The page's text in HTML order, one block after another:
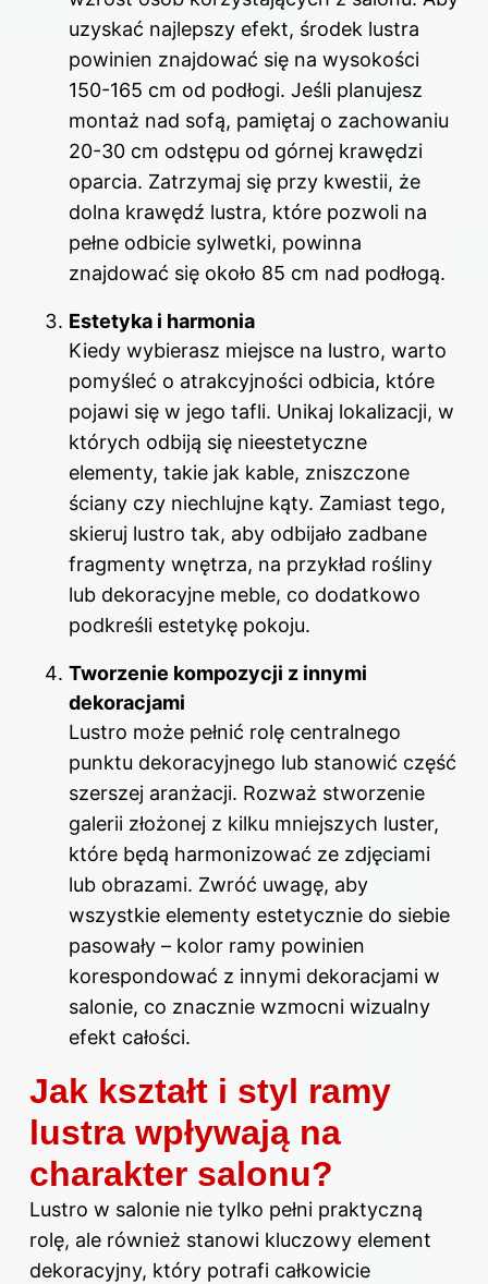
uzyskać najlepszy efekt, środek lustra
powinien znajdować się na wysokości
150-165 cm od podłogi. Jeśli planujesz
montaż nad sofą, pamiętaj o zachowaniu
20-30 cm odstępu od górnej krawędzi
oparcia. Zatrzymaj się przy kwestii, że
dolna krawędź lustra, które pozwoli na
pełne odbicie sylwetki, powinna
znajdować się około 85 cm nad podłogą.
Estetyka i harmonia
Kiedy wybierasz miejsce na lustro, warto
pomyśleć o atrakcyjności odbicia, które
pojawi się w jego tafli. Unikaj lokalizacji, w
których odbiją się nieestetyczne
elementy, takie jak kable, zniszczone
ściany czy niechlujne kąty. Zamiast tego,
skieruj lustro tak, aby odbijało zadbane
fragmenty wnętrza, na przykład rośliny
lub dekoracyjne meble, co dodatkowo
podkreśli estetykę pokoju.
Tworzenie kompozycji z innymi
dekoracjami
Lustro może pełnić rolę centralnego
punktu dekoracyjnego lub stanowić część
szerszej aranżacji. Rozważ stworzenie
galerii złożonej z kilku mniejszych luster,
które będą harmonizować ze zdjęciami
lub obrazami. Zwróć uwagę, aby
wszystkie elementy estetycznie do siebie
pasowały – kolor ramy powinien
korespondować z innymi dekoracjami w
salonie, co znacznie wzmocni wizualny
efekt całości.
Jak kształt i styl ramy
lustra wpływają na
charakter salonu?
Lustro w salonie nie tylko pełni praktyczną
rolę, ale również stanowi kluczowy element
dekoracyjny, który potrafi całkowicie